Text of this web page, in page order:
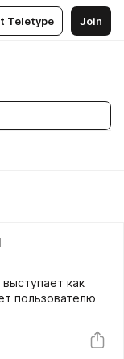
Teletype Join
как
пользователю